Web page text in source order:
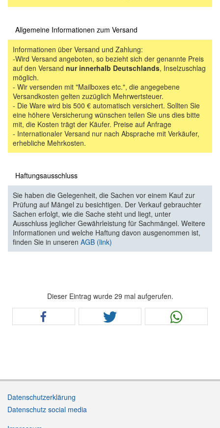
Allgemeine Informationen zum Versand
Informationen über Versand und Zahlung:
-Wird Versand angeboten, so bezieht sich der genannte Preis
auf den Versand nur innerhalb Deutschlands, Inselzuschlag
möglich.
- Wir versenden mit "Mailboxes etc.", die angegebene
Versandkosten gelten zuzüglich Mehrwertsteuer.
- Die Ware wird bis 500 € automatisch versichert. Sollten Sie
eine höhere Versicherung wünschen teilen Sie uns dies bitte
mit, die Kosten trägt der Käufer. Preise auf Anfrage
- Internationaler Versand nur nach Absprache mit Verkäufer,
erhebliche Mehrkosten.
Haftungsausschluss
Sie haben die Gelegenheit, die Sachen vor einem Kauf zur
Prüfung auf Mängel zu besichtigen. Der Verkauf gebrauchter
Sachen erfolgt, wie die Sache steht und liegt, unter
Ausschluss jeglicher Gewährleistung für Sachmängel. Weitere
Informationen und welche Haftung davon ausgenommen ist,
finden Sie in unseren AGB (link)
Dieser Eintrag wurde 29 mal aufgerufen.
Datenschutzerklärung
Datenschutz social media